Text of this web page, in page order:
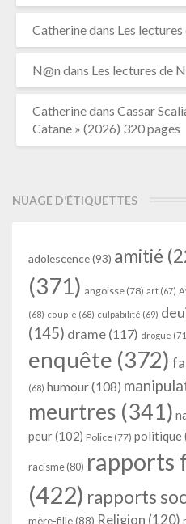
Catherinedans Les lectures
N@n dans Les lectures de
Catherinedans Cassar
Catane » (2026) 320 pages
NUAGE D’ÉTIQUETTES
adolescence(93) amitié
(371) angoisse (78) art (67)
(68) couple (68) culpabilité (69)
(145) drame (117) drogue
enquête (372)
(68) humour(108)
meurtres (341)
peur(102) Police (77) politique
racisme (80) rapports
(422) rapports
mère-fille(88) Religion (120)